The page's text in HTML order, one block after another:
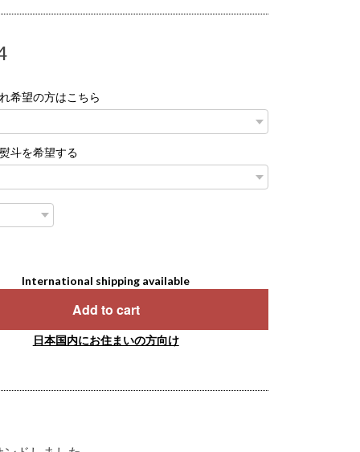
希望の方はこちら
斗を希望する
International shipping available
Add to cart
日本国内にお住まいの方向け